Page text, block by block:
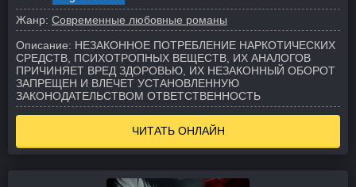
Жанр: Современные любовные романы
Описание: НЕЗАКОННОЕ ПОТРЕБЛЕНИЕ НАРКОТИЧЕСКИХ
СРЕДСТВ, ПСИХОТРОПНЫХ ВЕЩЕСТВ, ИХ АНАЛОГОВ
ПРИЧИНЯЕТ ВРЕД ЗДОРОВЬЮ, ИХ НЕЗАКОННЫЙ ОБОРОТ
ЗАПРЕЩЕН И ВЛЕЧЕТ УСТАНОВЛЕННУЮ
ЗАКОНОДАТЕЛЬСТВОМ ОТВЕТСТВЕННОСТЬ
ЧИТАТЬ ОНЛАЙН